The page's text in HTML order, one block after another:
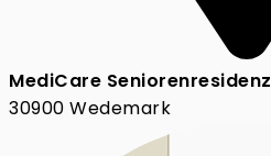
MediCare
30900 Wedemark